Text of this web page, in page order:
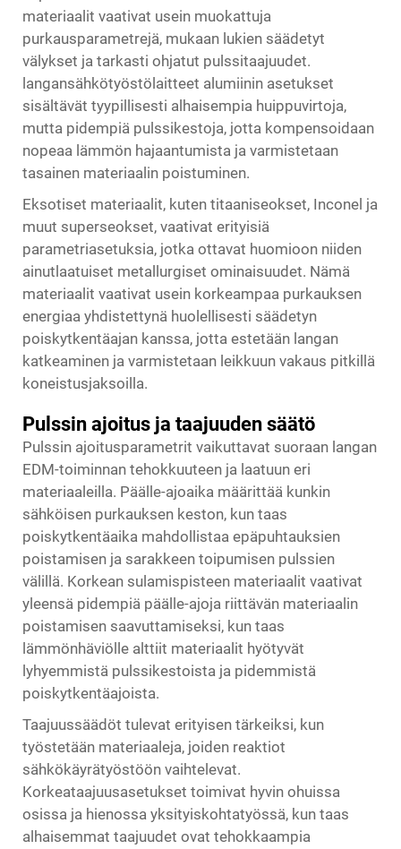
materiaalit vaativat usein muokattuja
purkausparametrejä, mukaan lukien säädetyt
välykset ja tarkasti ohjatut pulssitaajuudet.
langansähkötyöstölaitteet alumiinin asetukset
sisältävät tyypillisesti alhaisempia huippuvirtoja,
mutta pidempiä pulssikestoja, jotta kompensoidaan
nopeaa lämmön hajaantumista ja varmistetaan
tasainen materiaalin poistuminen.
Eksotiset materiaalit, kuten titaaniseokset, Inconel ja
muut superseokset, vaativat erityisiä
parametriasetuksia, jotka ottavat huomioon niiden
ainutlaatuiset metallurgiset ominaisuudet. Nämä
materiaalit vaativat usein korkeampaa purkauksen
energiaa yhdistettynä huolellisesti säädetyn
poiskytkentäajan kanssa, jotta estetään langan
katkeaminen ja varmistetaan leikkuun vakaus pitkillä
koneistusjaksoilla.
Pulssin ajoitus ja taajuuden säätö
Pulssin ajoitusparametrit vaikuttavat suoraan langan
EDM-toiminnan tehokkuuteen ja laatuun eri
materiaaleilla. Päälle-ajoaika määrittää kunkin
sähköisen purkauksen keston, kun taas
poiskytkentäaika mahdollistaa epäpuhtauksien
poistamisen ja sarakkeen toipumisen pulssien
välillä. Korkean sulamispisteen materiaalit vaativat
yleensä pidempiä päälle-ajoja riittävän materiaalin
poistamisen saavuttamiseksi, kun taas
lämmönhäviölle alttiit materiaalit hyötyvät
lyhyemmistä pulssikestoista ja pidemmistä
poiskytkentäajoista.
Taajuussäädöt tulevat erityisen tärkeiksi, kun
työstetään materiaaleja, joiden reaktiot
sähkökäyrätyöstöön vaihtelevat.
Korkeataajuusasetukset toimivat hyvin ohuissa
osissa ja hienossa yksityiskohtatyössä, kun taas
alhaisemmat taajuudet ovat tehokkaampia